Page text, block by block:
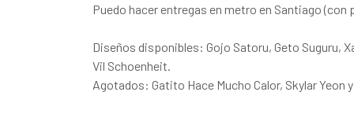
Puedo hacer entregas en metro en Santiago (con
Diseños disponibles: Gojo Satoru, Geto Suguru,
Vil Schoenheit.
Agotados: Gatito Hace Mucho Calor, Skylar Yeon